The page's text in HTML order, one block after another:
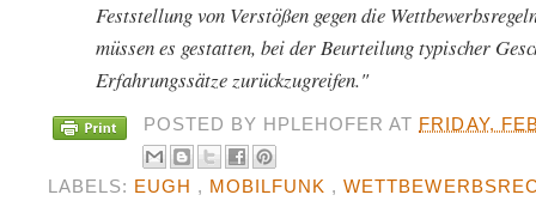
Feststellung von Verstößen gegen die
müssen es gestatten, bei der Beurteilung typischer
Erfahrungssätze zurückzugreifen."
POSTED BY HPLEHOFERAT FRIDAY,
LABELS: EUGH , MOBILFUNK ,